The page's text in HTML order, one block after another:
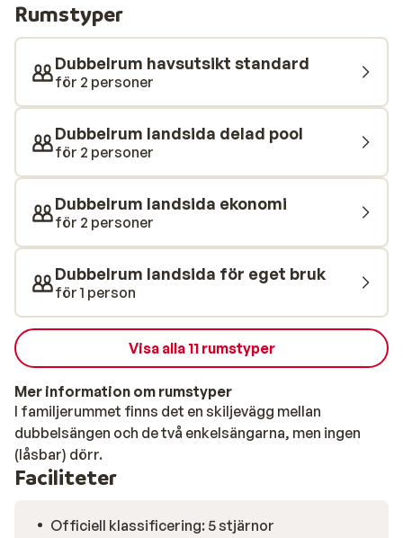
så förtjust i stranden? Då kan du njuta av solen vid en
av de fina poolerna. Hotellet erbjuder ett imponerande
poolområde med fyra pooler och en barnpool. Om du
vill göra något mer aktivt på din semester kan du nyttja
en av de många sportfaciliteter som hotellet erbjuder
så som tennis, vollyboll, bordtennis och dart. På Lindos
Royal ingår All Inclusive där måltider, snacks och
drycker ingår och detta gör hotellet idealiskt för en
den vänliga personalen gör detta hotell till rätt plats
för en semester på vackra Rhodos!
Rumstyper
Dubbelrum havsutsikt standard
för 2 personer
Dubbelrum landsida delad pool
för 2 personer
Dubbelrum landsida ekonomi
för 2 personer
Dubbelrum landsida för eget bruk
för 1 person
Visa alla 11 rumstyper
Mer information om rumstyper
I familjerummet finns det en skiljevägg mellan
dubbelsängen och de två enkelsängarna, men ingen
(låsbar) dörr.
Faciliteter
Officiell klassificering: 5 stjärnor